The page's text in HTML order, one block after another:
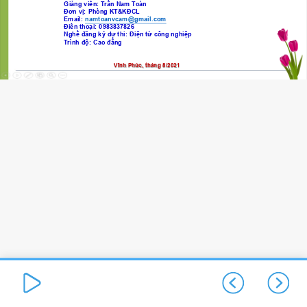
Vĩnh Phúc, tháng 8/2021
Vĩnh Phúc, tháng 8/2021
Giảng viên: Trần Nam Toàn
Đơn vị: Phòng KT&KĐCL
Email:namtoanvcam@gmail.com
Điên thoại: 0983837826
Nghề đăng ký dự thi: Điện tử công nghiệp
Trình độ: Cao đẳng